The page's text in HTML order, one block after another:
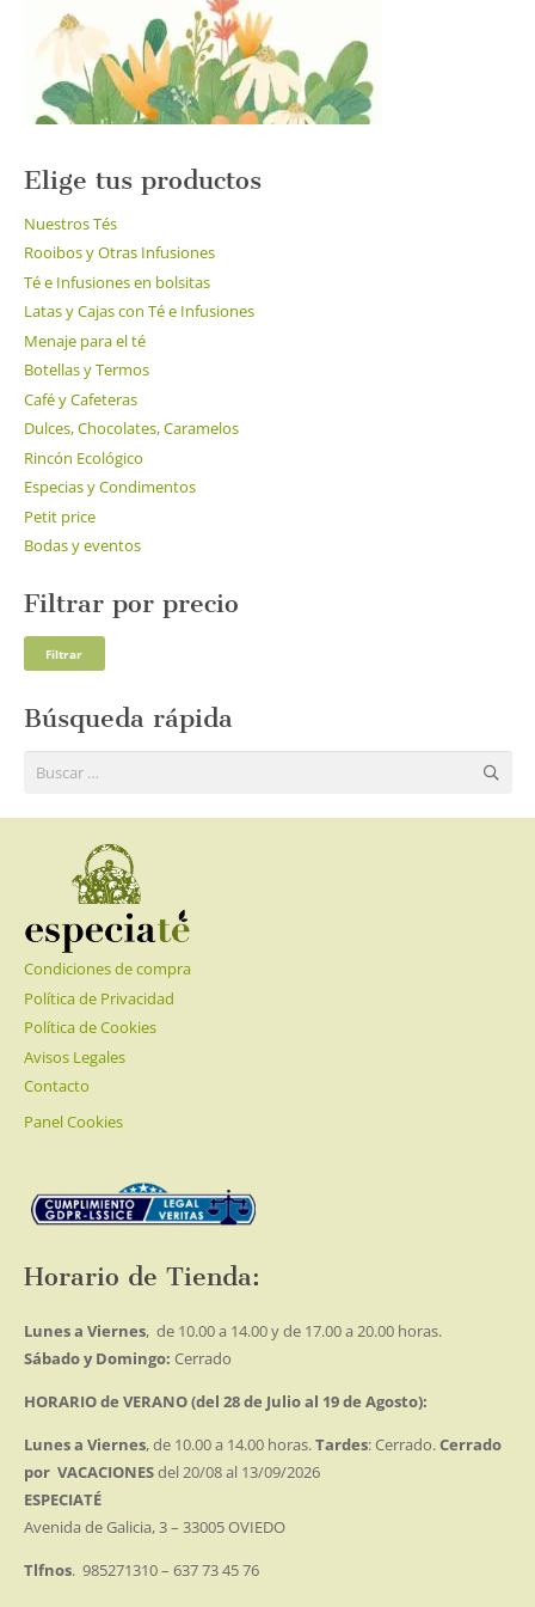
producto
Elige tus productos
Nuestros Tés
Rooibos y Otras Infusiones
Té e Infusiones en bolsitas
Latas y Cajas con Té e Infusiones
Menaje para el té
Botellas y Termos
Café y Cafeteras
Dulces, Chocolates, Caramelos
Rincón Ecológico
Especias y Condimentos
Petit price
Bodas y eventos
Filtrar por precio
Filtrar
Búsqueda rápida
Buscar:
Condiciones de compra
Política de Privacidad
Política de Cookies
Avisos Legales
Contacto
Panel Cookies
Horario de Tienda:
Lunes a Viernes, de 10.00 a 14.00 y de 17.00 a 20.00 horas.
Sábado y Domingo: Cerrado
HORARIO de VERANO (del 28 de Julio al 19 de Agosto):
Lunes a Viernes, de 10.00 a 14.00 horas.Tardes: Cerrado.Cerrado
por VACACIONESdel 20/08 al 13/09/2026
ESPECIATÉ
Avenida de Galicia, 3 – 33005 OVIEDO
Tlfnos. 985271310 – 637 73 45 76